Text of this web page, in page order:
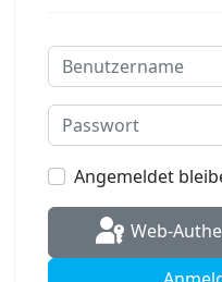
Benutzername
Passwort
Angemeldet
Web-